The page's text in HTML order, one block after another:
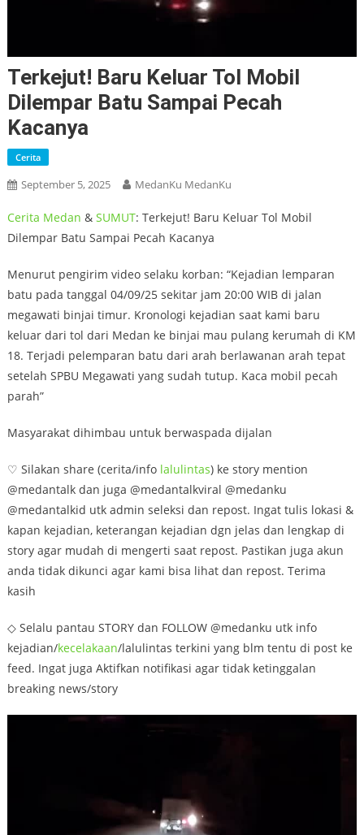
Terkejut! Baru Keluar Tol Mobil
Dilempar Batu Sampai Pecah
Kacanya
Cerita
September 5, 2025 MedanKu MedanKu
Cerita Medan & SUMUT: Terkejut! Baru Keluar Tol Mobil
Dilempar Batu Sampai Pecah Kacanya
Menurut pengirim video selaku korban: “Kejadian lemparan
batu pada tanggal 04/09/25 sekitar jam 20:00 WIB di jalan
megawati binjai timur. Kronologi kejadian saat kami baru
keluar dari tol dari Medan ke binjai mau pulang kerumah di KM
18. Terjadi pelemparan batu dari arah berlawanan arah tepat
setelah SPBU Megawati yang sudah tutup. Kaca mobil pecah
parah”
Masyarakat dihimbau untuk berwaspada dijalan
♡ Silakan share (cerita/info lalulintas) ke story mention
@medantalk dan juga @medantalkviral @medanku
@medantalkid utk admin seleksi dan repost. Ingat tulis lokasi &
kapan kejadian, keterangan kejadian dgn jelas dan lengkap di
story agar mudah di mengerti saat repost. Pastikan juga akun
anda tidak dikunci agar kami bisa lihat dan repost. Terima
kasih
◇ Selalu pantau STORY dan FOLLOW @medanku utk info
kejadian/kecelakaan/lalulintas terkini yang blm tentu di post ke
feed. Ingat juga Aktifkan notifikasi agar tidak ketinggalan
breaking news/story